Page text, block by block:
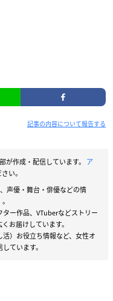
記事の内容について報告する
が作成・配信しています。 ア
い。
声優・舞台・俳優などの情
ー作品、VTuberなどストリー
お届けしています。
）お役立ち情報など、女性オ
ています。